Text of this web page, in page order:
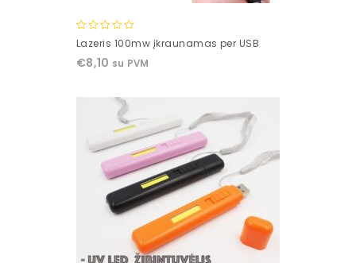
0
of
Lazeris 100mw įkraunamas per USB
€8,10 su PVM